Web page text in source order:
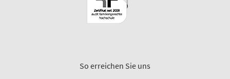
So erreichen Sie uns